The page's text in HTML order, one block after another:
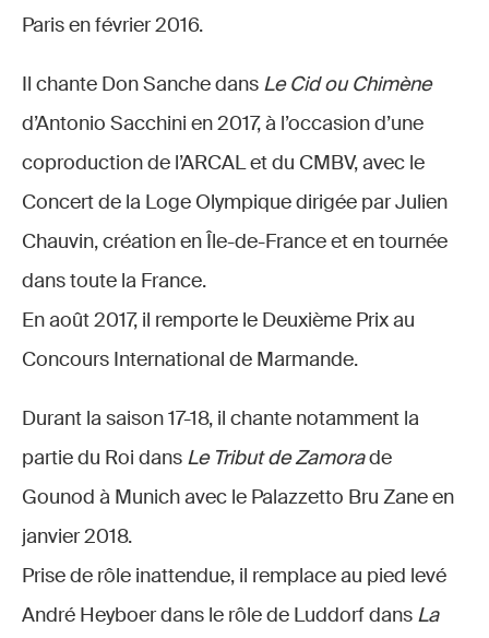
Paris en février 2016.
Il chante Don Sanche dans Le Cid ou Chimène
d’Antonio Sacchini en 2017, à l’occasion d’une
coproduction de l’ARCAL et du CMBV, avec le
Concert de la Loge Olympique dirigée par Julien
Chauvin, création en Île-de-France et en tournée
dans toute la France.
En août 2017, il remporte le Deuxième Prix au
Concours International de Marmande.
Durant la saison 17-18, il chante notamment la
partie du Roi dans Le Tribut de Zamorade
Gounod à Munich avec le Palazzetto Bru Zane en
janvier 2018.
Prise de rôle inattendue, il remplace au pied levé
André Heyboer dans le rôle de Luddorf dans La